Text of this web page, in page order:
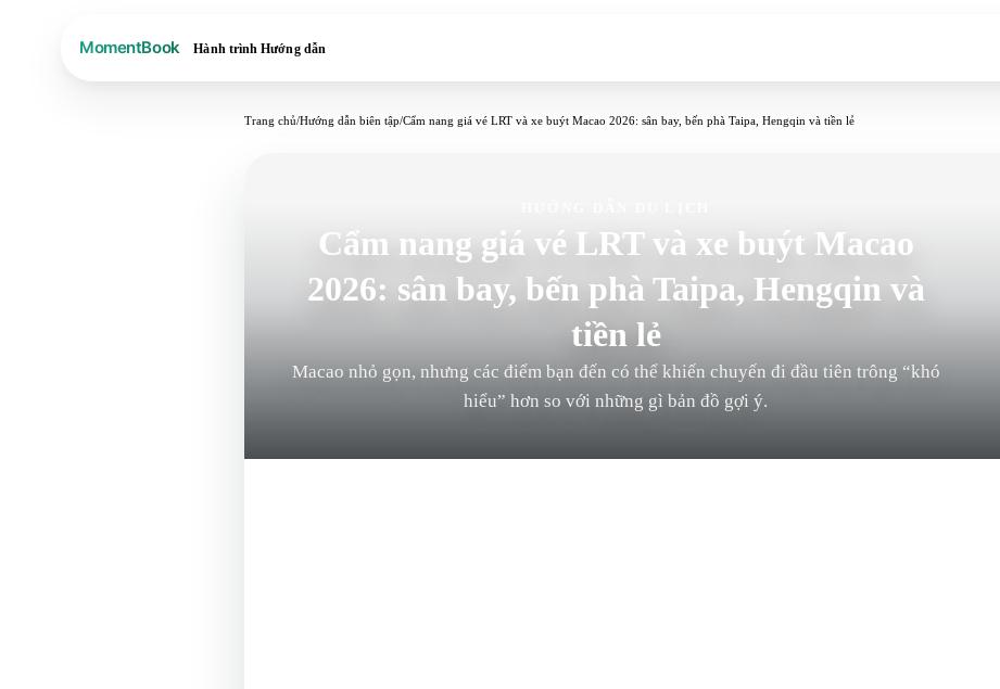
Hành trình Hướng dẫn
Trang chủ/Hướng dẫn biên tập/Cẩm nang giá vé LRT và xe buýt Macao 2026: sân bay, bến phà Taipa, Hengqin và tiền lẻ
Cẩm nang giá vé LRT và xe buýt Macao
2026: sân bay, bến phà Taipa, Hengqin và
tiền lẻ
Macao nhỏ gọn, nhưng các điểm bạn đến có thể khiến chuyến đi đầu tiên trông “khó
hiểu” hơn so với những gì bản đồ gợi ý.